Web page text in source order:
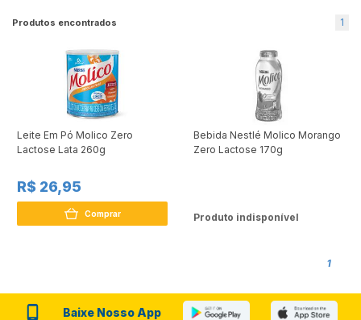
Produtos encontrados 1
Leite Em Pó Molico Zero
Lactose Lata 260g
R$ 26,95
Comprar
Bebida Nestlé Molico Morango
Zero Lactose 170g
Produto indisponível
1
Baixe Nosso App